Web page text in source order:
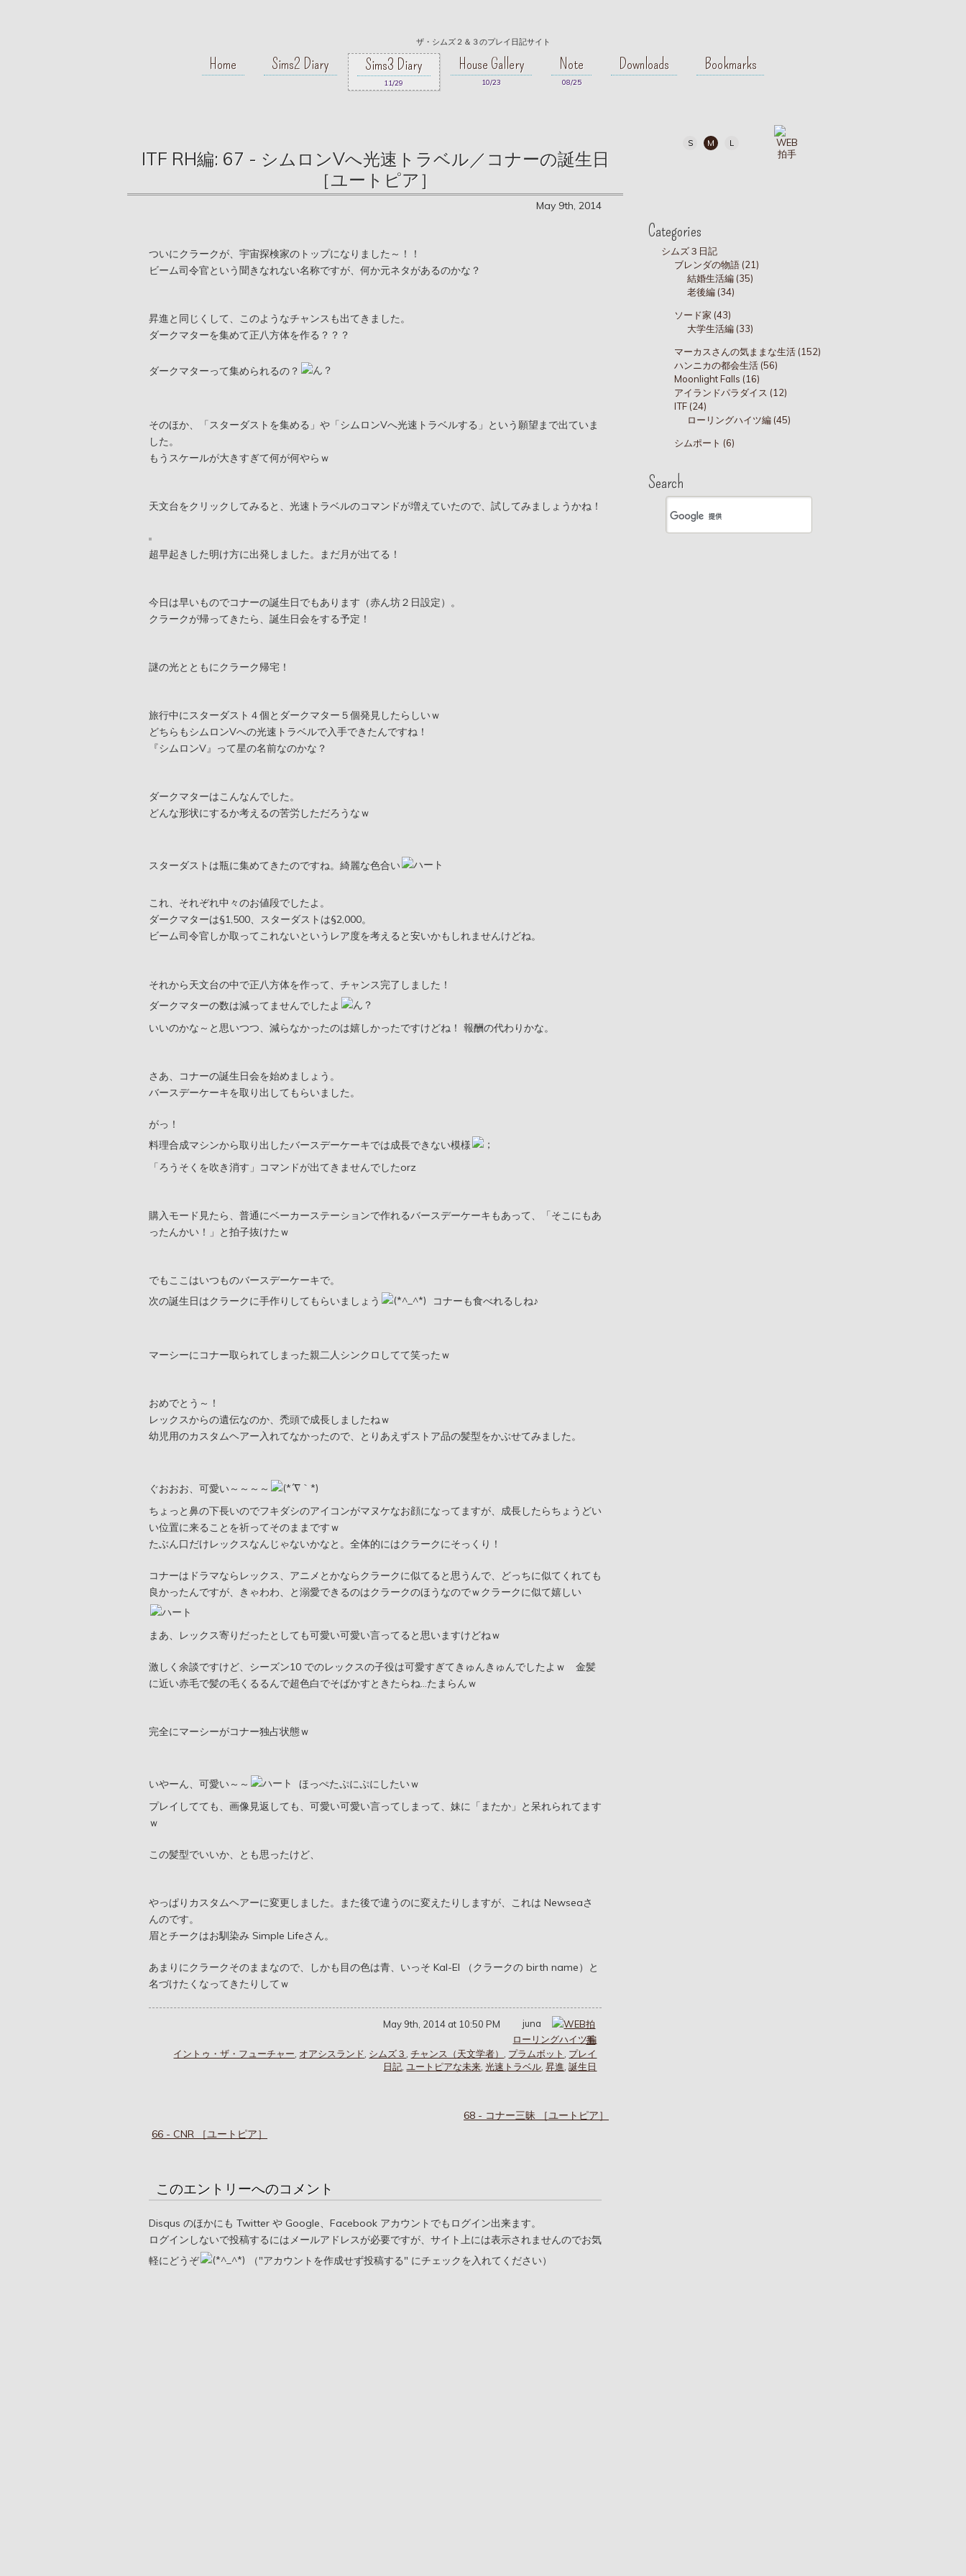
ザ・シムズ２＆３のプレイ日記サイト
Home Sims2 Diary Sims3 Diary
11/29
House Gallery
10/23
Note
08/25
Downloads Bookmarks
ITF RH編: 67 - シムロンVへ光速トラベル／コナーの誕生日
［ユートピア］
May 9th, 2014
ついにクラークが、宇宙探検家のトップになりました～！！
ビーム司令官という聞きなれない名称ですが、何か元ネタがあるのかな？
昇進と同じくして、このようなチャンスも出てきました。
ダークマターを集めて正八方体を作る？？？
ダークマターって集められるの？
そのほか、「スターダストを集める」や「シムロンVへ光速トラベルする」という願望まで出ていま
した。
もうスケールが大きすぎて何が何やらｗ
天文台をクリックしてみると、光速トラベルのコマンドが増えていたので、試してみましょうかね！
超早起きした明け方に出発しました。まだ月が出てる！
今日は早いものでコナーの誕生日でもあります（赤ん坊２日設定）。
クラークが帰ってきたら、誕生日会をする予定！
謎の光とともにクラーク帰宅！
旅行中にスターダスト４個とダークマター５個発見したらしいｗ
どちらもシムロンVへの光速トラベルで入手できたんですね！
『シムロンV』って星の名前なのかな？
ダークマターはこんなんでした。
どんな形状にするか考えるの苦労しただろうなｗ
スターダストは瓶に集めてきたのですね。綺麗な色合い
これ、それぞれ中々のお値段でしたよ。
ダークマターは§1,500、スターダストは§2,000。
ビーム司令官しか取ってこれないというレア度を考えると安いかもしれませんけどね。
それから天文台の中で正八方体を作って、チャンス完了しました！
ダークマターの数は減ってませんでしたよ
いいのかな～と思いつつ、減らなかったのは嬉しかったですけどね！ 報酬の代わりかな。
さあ、コナーの誕生日会を始めましょう。
バースデーケーキを取り出してもらいました。
がっ！
料理合成マシンから取り出したバースデーケーキでは成長できない模様
「ろうそくを吹き消す」コマンドが出てきませんでしたorz
購入モード見たら、普通にベーカーステーションで作れるバースデーケーキもあって、「そこにもあ
ったんかい！」と拍子抜けたｗ
でもここはいつものバースデーケーキで。
次の誕生日はクラークに手作りしてもらいましょう
コナーも食べれるしね♪
マーシーにコナー取られてしまった親二人シンクロしてて笑ったｗ
おめでとう～！
レックスからの遺伝なのか、禿頭で成長しましたねｗ
幼児用のカスタムヘアー入れてなかったので、とりあえずストア品の髪型をかぶせてみました。
ぐおおお、可愛い～～～～
ちょっと鼻の下長いのでフキダシのアイコンがマヌケなお顔になってますが、成長したらちょうどい
い位置に来ることを祈ってそのままですｗ
たぶん口だけレックスなんじゃないかなと。全体的にはクラークにそっくり！
コナーはドラマならレックス、アニメとかならクラークに似てると思うんで、どっちに似てくれても
良かったんですが、きゃわわ、と溺愛できるのはクラークのほうなのでｗクラークに似て嬉しい
まあ、レックス寄りだったとしても可愛い可愛い言ってると思いますけどねｗ
激しく余談ですけど、シーズン10 でのレックスの子役は可愛すぎてきゅんきゅんでしたよｗ 金髪
に近い赤毛で髪の毛くるるんで超色白でそばかすときたらね…たまらんｗ
完全にマーシーがコナー独占状態ｗ
いやーん、可愛い～～
ほっぺたぷにぷにしたいｗ
プレイしてても、画像見返しても、可愛い可愛い言ってしまって、妹に「またか」と呆れられてます
ｗ
この髪型でいいか、とも思ったけど、
やっぱりカスタムヘアーに変更しました。また後で違うのに変えたりしますが、これは Newseaさ
んのです。
眉とチークはお馴染み Simple Lifeさん。
あまりにクラークそのままなので、しかも目の色は青、いっそ Kal-El （クラークの birth name）と
名づけたくなってきたりしてｗ
May 9th, 2014 at 10:50 PM
juna
ローリングハイツ編
イントゥ・ザ・フューチャー, オアシスランド, シムズ３ ,チャンス（天文学者） , プラムボット , プレイ
日記,ユートピアな未来,光速トラベル,昇進,誕生日
68 - コナー三昧 ［ユートピア］
66 - CNR ［ユートピア］
このエントリーへのコメント
Disqus のほかにも Twitter や Google、Facebook アカウントでもログイン出来ます。
ログインしないで投稿するにはメールアドレスが必要ですが、サイト上には表示されませんのでお気
軽にどうぞ
（"アカウントを作成せず投稿する" にチェックを入れてください）
S M L
Categories
シムズ３日記
ブレンダの物語 (21)
結婚生活編 (35)
老後編 (34)
ソード家 (43)
大学生活編 (33)
マーカスさんの気ままな生活 (152)
ハンニカの都会生活 (56)
Moonlight Falls (16)
アイランドパラダイス (12)
ITF (24)
ローリングハイツ編 (45)
シムポート (6)
Search